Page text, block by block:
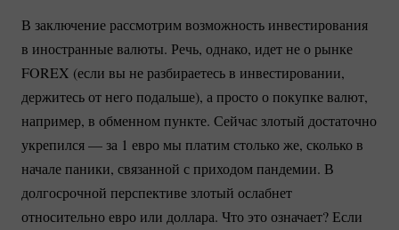
В заключение рассмотрим возможность инвестирования
в иностранные валюты. Речь, однако, идет не о рынке
FOREX (если вы не разбираетесь в инвестировании,
держитесь от него подальше), а просто о покупке валют,
например, в обменном пункте. Сейчас злотый достаточно
укрепился — за 1 евро мы платим столько же, сколько в
начале паники, связанной с приходом пандемии. В
долгосрочной перспективе злотый ослабнет
относительно евро или доллара. Что это означает? Если